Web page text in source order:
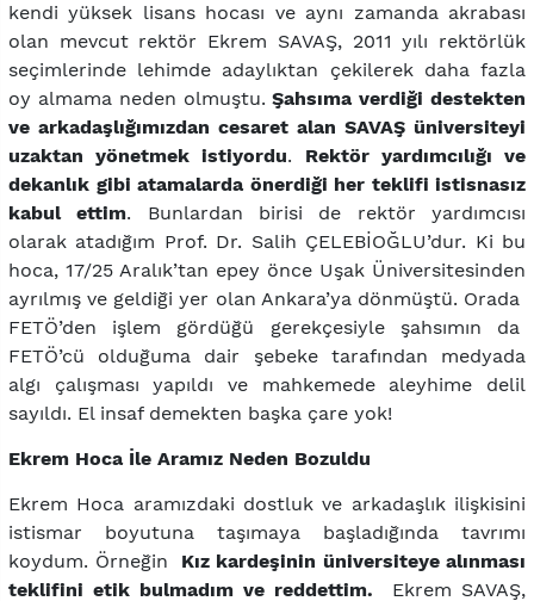
kendi yüksek lisans hocası ve aynı zamanda akrabası
olan mevcut rektör Ekrem SAVAŞ, 2011 yılı rektörlük
seçimlerinde lehimde adaylıktan çekilerek daha fazla
oy almama neden olmuştu.Şahsıma verdiği destekten
ve arkadaşlığımızdan cesaret alan SAVAŞ üniversiteyi
uzaktan yönetmek istiyordu. Rektör yardımcılığı ve
dekanlık gibi atamalarda önerdiği her teklifi istisnasız
kabul ettim. Bunlardan birisi de rektör yardımcısı
olarak atadığım Prof. Dr. Salih ÇELEBİOĞLU’dur. Ki bu
hoca, 17/25 Aralık’tan epey önce Uşak Üniversitesinden
ayrılmış ve geldiği yer olan Ankara’ya dönmüştü. Orada
FETÖ’den işlem gördüğü gerekçesiyle şahsımın da
FETÖ’cü olduğuma dair şebeke tarafından medyada
algı çalışması yapıldı ve mahkemede aleyhime delil
sayıldı. El insaf demekten başka çare yok!
Ekrem Hoca İle Aramız Neden Bozuldu
Ekrem Hoca aramızdaki dostluk ve arkadaşlık ilişkisini
istismar boyutuna taşımaya başladığında tavrımı
koydum. Örneğin Kız kardeşinin üniversiteye alınması
teklifini etik bulmadım ve reddettim. Ekrem SAVAŞ,